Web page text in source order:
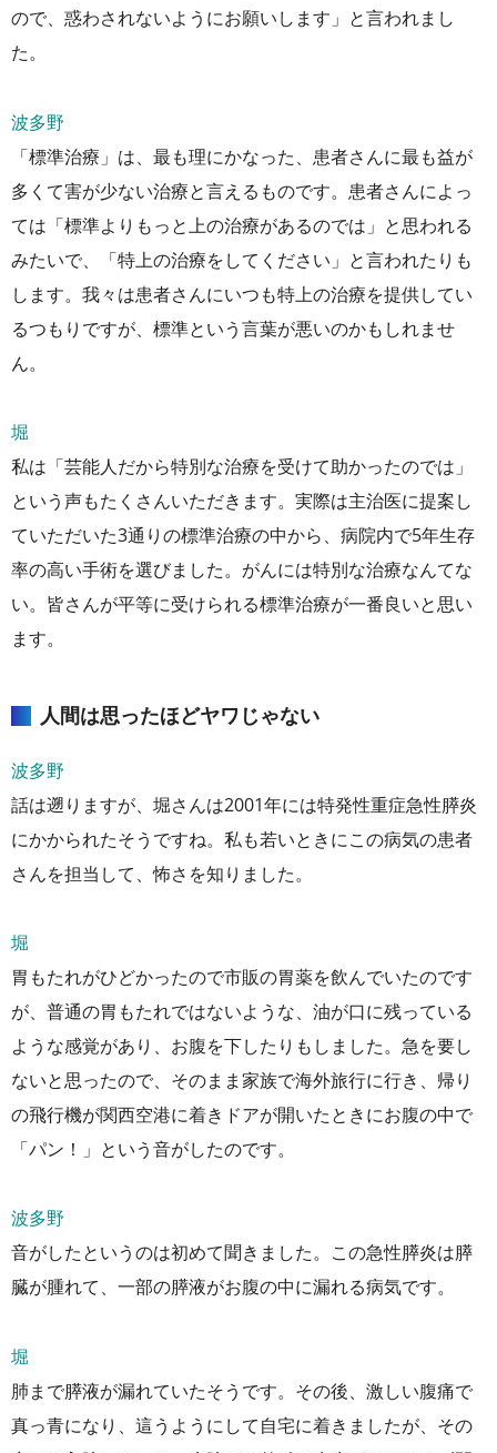
ので、惑わされないようにお願いします」と言われまし
た。
波多野
「標準治療」は、最も理にかなった、患者さんに最も益が
多くて害が少ない治療と言えるものです。患者さんによっ
ては「標準よりもっと上の治療があるのでは」と思われる
みたいで、「特上の治療をしてください」と言われたりも
します。我々は患者さんにいつも特上の治療を提供してい
るつもりですが、標準という言葉が悪いのかもしれませ
ん。
堀
私は「芸能人だから特別な治療を受けて助かったのでは」
という声もたくさんいただきます。実際は主治医に提案し
ていただいた3通りの標準治療の中から、病院内で5年生存
率の高い手術を選びました。がんには特別な治療なんてな
い。皆さんが平等に受けられる標準治療が一番良いと思い
ます。
人間は思ったほどヤワじゃない
波多野
話は遡りますが、堀さんは2001年には特発性重症急性膵炎
にかかられたそうですね。私も若いときにこの病気の患者
さんを担当して、怖さを知りました。
堀
胃もたれがひどかったので市販の胃薬を飲んでいたのです
が、普通の胃もたれではないような、油が口に残っている
ような感覚があり、お腹を下したりもしました。急を要し
ないと思ったので、そのまま家族で海外旅行に行き、帰り
の飛行機が関西空港に着きドアが開いたときにお腹の中で
「パン！」という音がしたのです。
波多野
音がしたというのは初めて聞きました。この急性膵炎は膵
臓が腫れて、一部の膵液がお腹の中に漏れる病気です。
堀
肺まで膵液が漏れていたそうです。その後、激しい腹痛で
真っ青になり、這うようにして自宅に着きましたが、その